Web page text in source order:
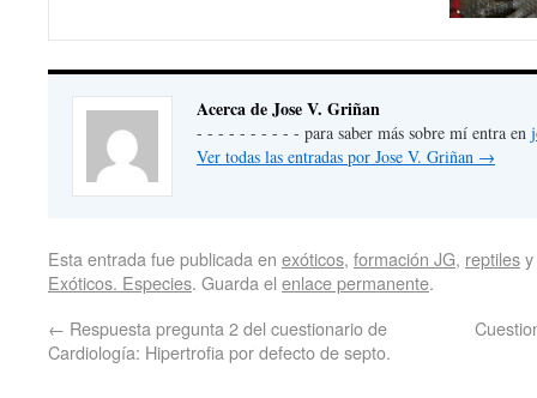
Acerca de Jose V. Griñan
- - - - - - - - - - para saber más sobre mí entra en
Ver todas las entradas por Jose V. Griñan →
Esta entrada fue publicada en exóticos, formación JG, reptiles
Exóticos. Especies. Guarda el enlace permanente.
← Respuesta pregunta 2 del cuestionario de
Cardiología: Hipertrofia por defecto de septo.